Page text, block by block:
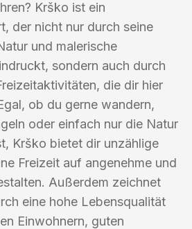
Krško ist ein
der nicht nur durch seine
und malerische
sondern auch durch
die dir hier
ob du gerne wandern,
oder einfach nur die Natur
Krško bietet dir unzählige
Freizeit auf angenehme und
Außerdem zeichnet
eine hohe Lebensqualität
Einwohnern, guten